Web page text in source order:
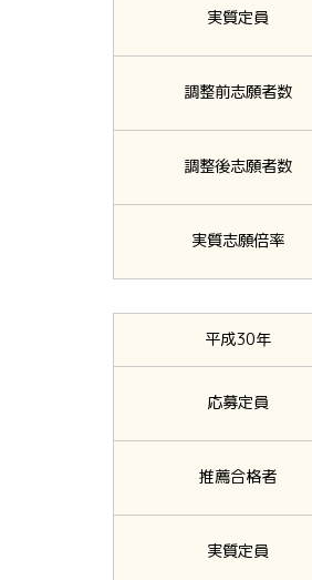
実質定員
調整前志願者数
調整後志願者数
実質志願倍率
平成30年
応募定員
推薦合格者
実質定員